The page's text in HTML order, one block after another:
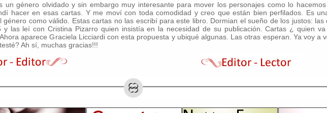
un género olvidado y sin embargo muy interesante para mover los personajes como lo
hacer en esas cartas. Y me moví con toda comodidad y creo que están bien perfilados. Es
género como válido. Estas cartas no las escribí para este libro. Dormian el sueño de los justos: las
las leí con Cristina Pizarro quien insistía en la necesidad de su publicación. Cartas ¿ quien
aparece Graciela Licciardi con esta propuesta y ubiqué algunas. Las otras esperan. Ya voy a
Ah sí, muchas gracias!!!